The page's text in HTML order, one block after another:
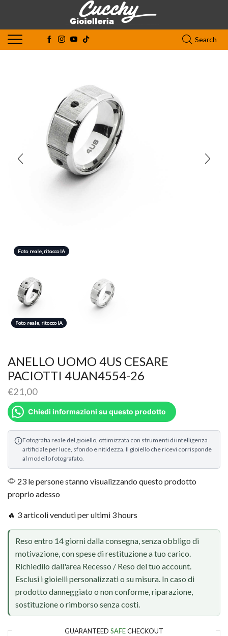
Search
Foto reale, ritocco IA
Foto reale, ritocco IA
Foto reale, ritocco IA
ANELLO UOMO 4US CESARE
PACIOTTI 4UAN4554-26
€21,00
Chiedi informazioni su questo prodotto
Fotografia reale del gioiello, ottimizzata con strumenti di intelligenza
artificiale per luce, sfondo e nitidezza. Il gioiello che ricevi corrisponde
al modello fotografato.
23 le persone stanno visualizzando questo prodotto
proprio adesso
🔥 3 articoli venduti per ultimi 3 hours
Reso entro 14 giorni dalla consegna, senza obbligo di
motivazione, con spese di restituzione a tuo carico.
Richiedilo dall'area Recesso / Reso del tuo account.
Esclusi i gioielli personalizzati o su misura. In caso di
prodotto danneggiato o non conforme, riparazione,
sostituzione o rimborso senza costi.
GUARANTEED SAFECHECKOUT